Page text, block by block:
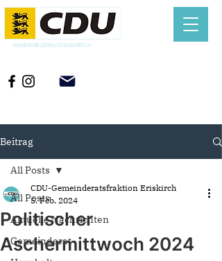
Beitrag
All Posts
Aktuelle Nachrichten
Gemeinderat
All Posts
Politischer
Aschermittwoch 2024
CDU-Gemeinderatsfraktion Eriskirch
5. Feb. 2024